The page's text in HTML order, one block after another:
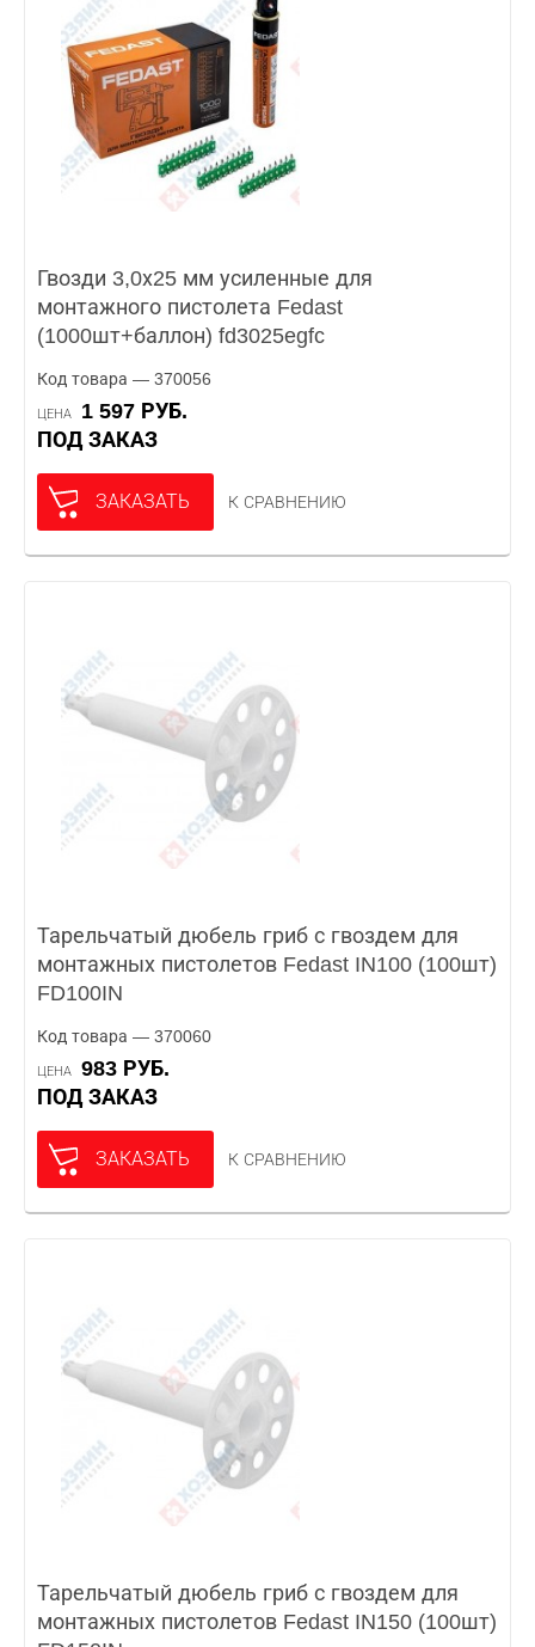
Гвозди 3,0х25 мм усиленные для
монтажного пистолета Fedast
(1000шт+баллон) fd3025egfc
Код товара — 370056
ЦЕНА
1 597 РУБ.
ПОД ЗАКАЗ
ЗАКАЗАТЬ К СРАВНЕНИЮ
Тарельчатый дюбель гриб с гвоздем для
монтажных пистолетов Fedast IN100 (100шт)
FD100IN
Код товара — 370060
ЦЕНА
983 РУБ.
ПОД ЗАКАЗ
ЗАКАЗАТЬ К СРАВНЕНИЮ
Тарельчатый дюбель гриб с гвоздем для
монтажных пистолетов Fedast IN150 (100шт)